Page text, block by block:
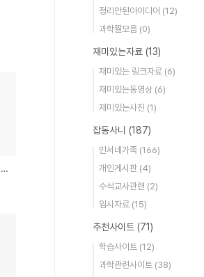
다른 그림 찾기1.0(외부화일 이용)
정리안된아이디어 (12)
과학짤모음 (0)
재미있는자료 (13)
재미있는 링크자료 (6)
재미있는동영상 (6)
재미있는사진 (1)
잡동사니 (187)
민서네가족 (166)
개인게시판 (4)
수석교사관련 (2)
임시자료 (15)
추천사이트 (71)
학습사이트 (12)
과학관련사이트 (38)